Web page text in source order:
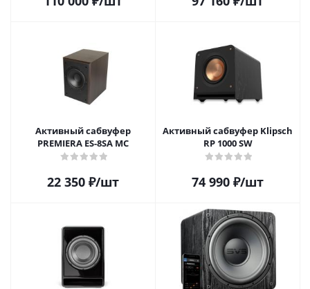
Активный сабвуфер
PREMIERA ES-8SA MC
22 350 ₽/шт
Активный сабвуфер Klipsch
RP 1000 SW
74 990 ₽/шт